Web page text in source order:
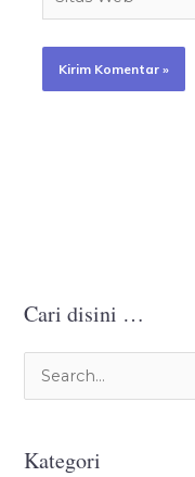
Web
Cari disini …
Kategori